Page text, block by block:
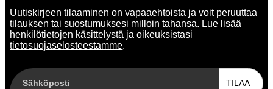
Uutiskirjeen tilaaminen on vapaaehtoista ja voit peruuttaa
tilauksen tai suostumuksesi milloin tahansa. Lue lisää
henkilötietojen käsittelystä ja oikeuksistasi
tietosuojaselosteestamme.
Sähköposti TILAA